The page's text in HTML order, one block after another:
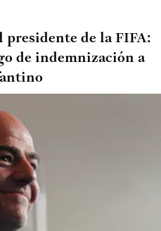
presidente de la FIFA:
de indemnización a